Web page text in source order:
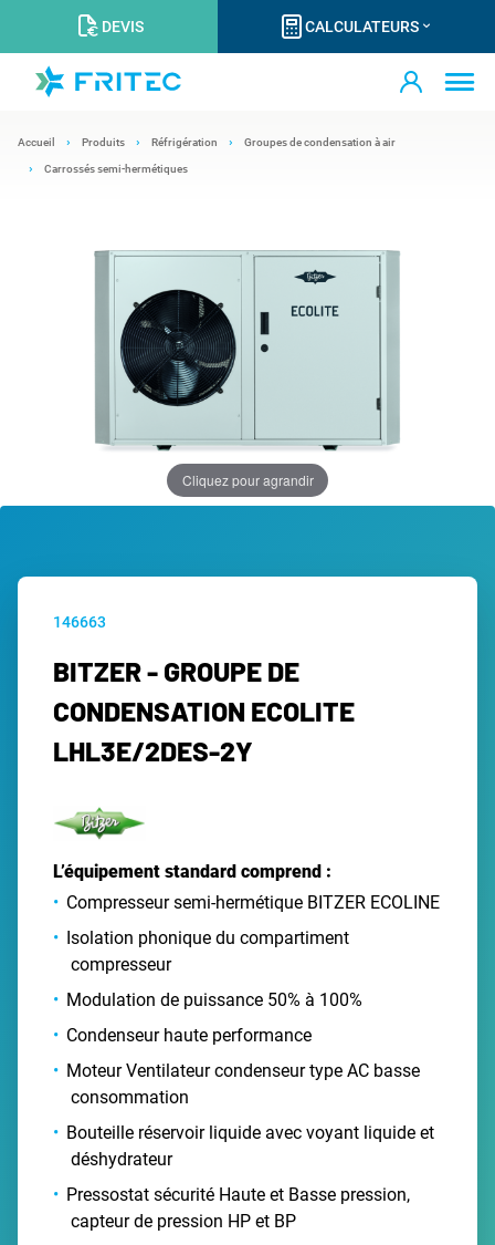
DEVIS CALCULATEURS
Accueil Produits Réfrigération Groupes de condensation à air
Carrossés semi-hermétiques
Cliquez pour agrandir
146663
BITZER - GROUPE DE
CONDENSATION ECOLITE
LHL3E/2DES-2Y
L’équipement standard comprend :
Compresseur semi-hermétique BITZER ECOLINE
Isolation phonique du compartiment
compresseur
Modulation de puissance 50% à 100%
Condenseur haute performance
Moteur Ventilateur condenseur type AC basse
consommation
Bouteille réservoir liquide avec voyant liquide et
déshydrateur
Pressostat sécurité Haute et Basse pression,
capteur de pression HP et BP